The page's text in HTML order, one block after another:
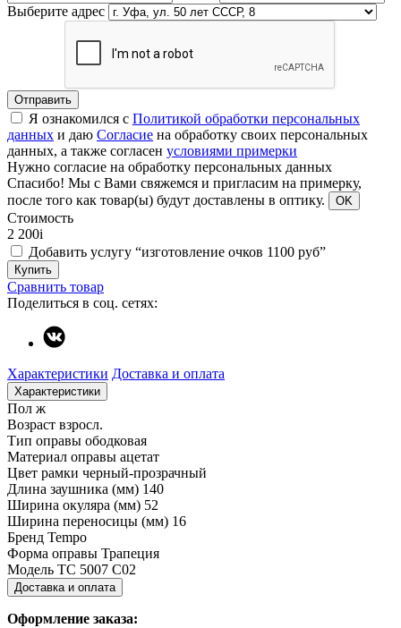
Выберите адрес
Отправить
Я ознакомился с Политикой обработки персональных
данных и даю Согласие на обработку своих персональных
данных, а также согласен условиями примерки
Нужно согласие на обработку персональных данных
Спасибо! Мы с Вами свяжемся и пригласим на примерку,
после того как товар(ы) будут доставлены в оптику.
OK
Стоимость
2 200i
Добавить услугу “изготовление очков 1100 руб”
Купить
Сравнить товар
Поделиться в соц. сетях:
Характеристики Доставка и оплата
Характеристики
Пол ж
Возраст взросл.
Тип оправы ободковая
Материал оправы ацетат
Цвет рамки черный-прозрачный
Длина заушника (мм) 140
Ширина окуляра (мм) 52
Ширина переносицы (мм) 16
Бренд Tempo
Форма оправы Трапеция
Модель TC 5007 C02
Доставка и оплата
Оформление заказа: